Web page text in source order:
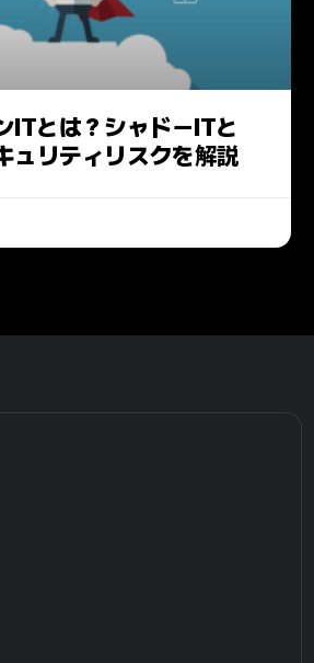
ITとは？シャドーITと
ュリティリスクを解説